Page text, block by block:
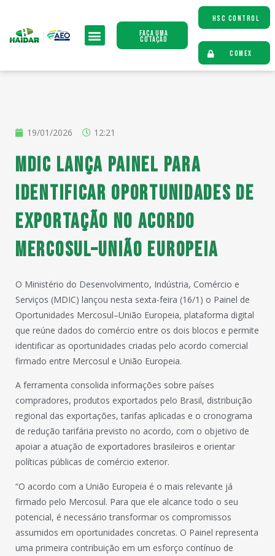
Faça uma
Cotação
HSC CONTROL
COMEX
19/01/2026 12:21
MDIC lança painel para
identificar oportunidades de
exportação no acordo
Mercosul–União Europeia
O Ministério do Desenvolvimento, Indústria, Comércio e
Serviços (MDIC) lançou nesta sexta-feira (16/1) o Painel de
Oportunidades Mercosul–União Europeia, plataforma digital
que reúne dados do comércio entre os dois blocos e permite
identificar as oportunidades criadas pelo acordo comercial
firmado entre Mercosul e União Europeia.
A ferramenta consolida informações sobre países
compradores, produtos exportados pelo Brasil, distribuição
regional das exportações, tarifas aplicadas e o cronograma
de redução tarifária previsto no acordo, com o objetivo de
apoiar a atuação de exportadores brasileiros e orientar
políticas públicas de comércio exterior.
“O acordo com a União Europeia é o mais relevante já
firmado pelo Mercosul. Para que ele alcance todo o seu
potencial, é necessário transformar os compromissos
assumidos em oportunidades concretas. O Painel representa
uma primeira contribuição em um esforço contínuo de